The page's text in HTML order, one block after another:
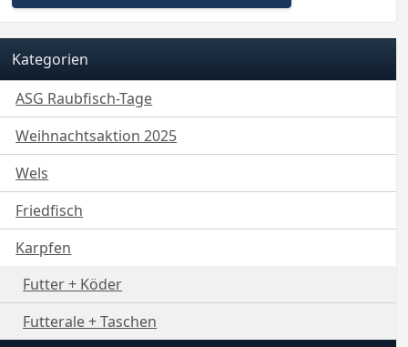
Kategorien
ASG Raubfisch-Tage
Weihnachtsaktion 2025
Wels
Friedfisch
Karpfen
Futter + Köder
Futterale + Taschen